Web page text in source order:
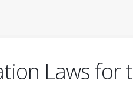
Laws for